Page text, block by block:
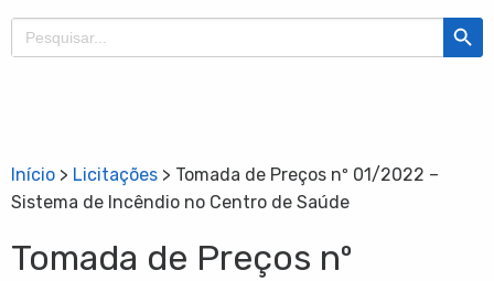
Search
for:
Search
Início > Licitações > Tomada de Preços nº 01/2022 –
Sistema de Incêndio no Centro de Saúde
Tomada de Preços nº